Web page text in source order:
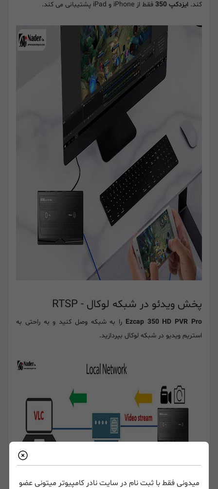
میدونی فقط با ثبت نام در سایت نادر کامپیوتر میتونی عضو
کند. ایزدکپ 350 فقط از iPhone و iPad پشتیبانی می کند.
پخش ویدئو در شبکه لوکال - RTSP
Ezcap 350 HD PVR Pro را به شبکه وصل کنید و به راحتی به
استریم ویدیو در شبکه لوکال بپردازید.